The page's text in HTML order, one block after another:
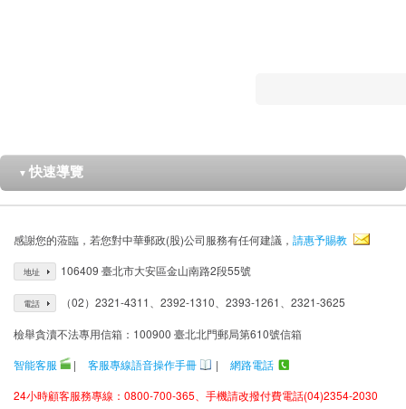
▼ 快速導覽
感謝您的蒞臨，若您對中華郵政(股)公司服務有任何建議， 請惠予賜教
地址 106409 臺北市大安區金山南路2段55號
電話 （02）2321-4311、2392-1310、2393-1261、2321-3625
檢舉貪瀆不法專用信箱：100900 臺北北門郵局第610號信箱
智能客服
| 客服專線語音操作手冊 |
網路電話
24小時顧客服務專線：0800-700-365、手機請改撥付費電話(04)2354-2030